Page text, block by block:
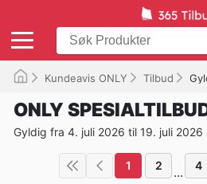
Kundeavis ONLY Tilbud
ONLY
Gyldig fra 4. juli 2026 til 19. juli 2026
1 2 ... 4